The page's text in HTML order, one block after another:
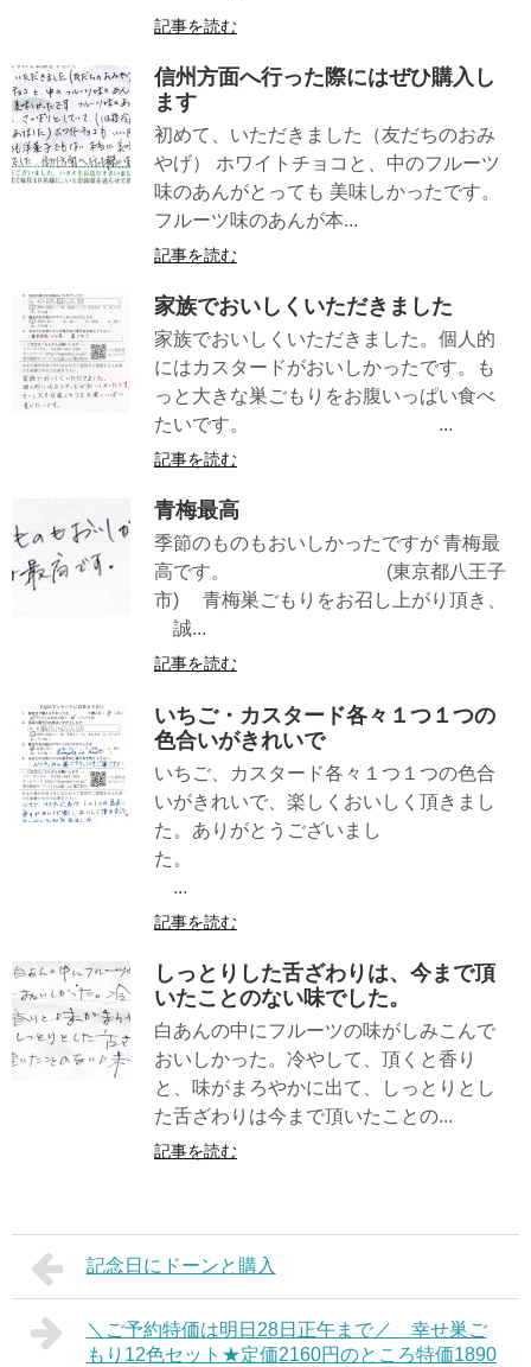
記事を読む
信州方面へ行った際にはぜひ購入し
ます
初めて、いただきました（友だちのおみ
やげ） ホワイトチョコと、中のフルーツ
味のあんがとっても 美味しかったです。
フルーツ味のあんが本...
記事を読む
家族でおいしくいただきました
家族でおいしくいただきました。個人的
にはカスタードがおいしかったです。も
っと大きな巣ごもりをお腹いっぱい食べ
たいです。 ...
記事を読む
青梅最高
季節のものもおいしかったですが 青梅最
高です。 (東京都八王子
市) 青梅巣ごもりをお召し上がり頂き、
誠...
記事を読む
いちご・カスタード各々１つ１つの
色合いがきれいで
いちご、カスタード各々１つ１つの色合
いがきれいで、楽しくおいしく頂きまし
た。ありがとうございまし
た。
...
記事を読む
しっとりした舌ざわりは、今まで頂
いたことのない味でした。
白あんの中にフルーツの味がしみこんで
おいしかった。冷やして、頂くと香り
と、味がまろやかに出て、しっとりとし
た舌ざわりは今まで頂いたことの...
記事を読む
記念日にドーンと購入
＼ご予約特価は明日28日正午まで／ 幸せ巣ご
もり12色セット★定価2160円のところ特価1890